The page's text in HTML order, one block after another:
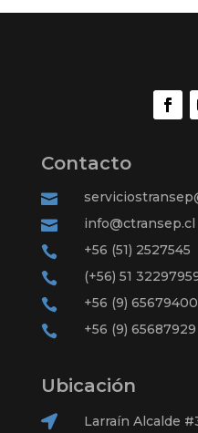
Contacto


info@ctransep.cl

+56 (51) 2527545

(+56) 51

+56 (9) 65679400

+56 (9) 65687929
Ubicación
 Larraín Alcalde